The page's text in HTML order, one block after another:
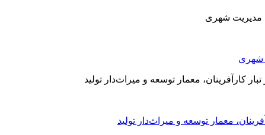
شهری
معمار توسعه و میراث‌دار تولید